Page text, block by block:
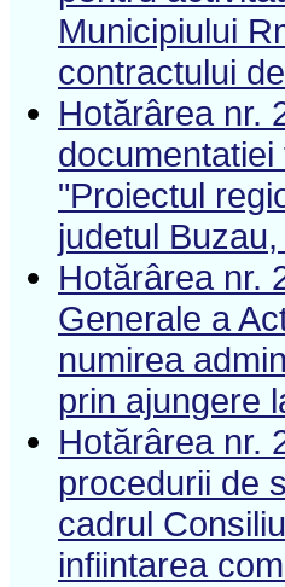
Municipiului
contractului
Hotărârea nr.
"Proiectul
judetul
Hotărârea nr.
Generale a
numirea
prin ajungere
Hotărârea nr.
procedurii de
cadrul
infiintarea